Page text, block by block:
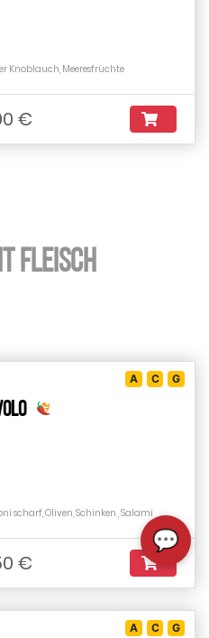
Knoblauch, Meeresfrüchte
€
Fleisch
A C G
scharf, Oliven, Schinken , Salami
€
A C G
💬